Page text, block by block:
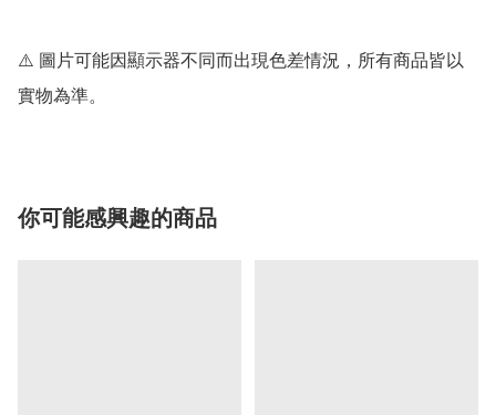
⚠️ 圖片可能因顯示器不同而出現色差情況，所有商品皆以
你可能感興趣的商品